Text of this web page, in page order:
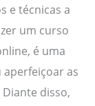
e técnicas a
um curso
é uma
as
disso,